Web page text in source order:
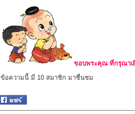
ขอบพระคุณ ที่กรุณาเ
ข้อความนี้ มี 10 สมาชิก มาชื่นชม